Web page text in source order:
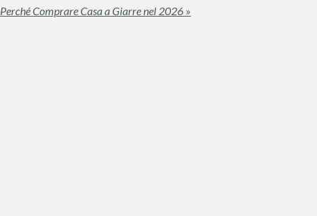
Perché Comprare Casa a Giarre nel 2026 »